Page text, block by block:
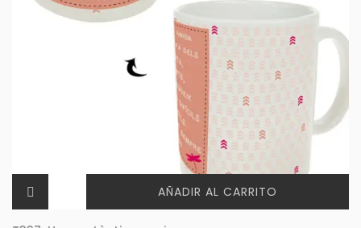
AÑADIR AL CARRITO